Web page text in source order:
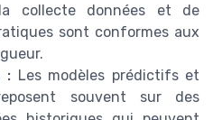
collecte données et de
sont conformes aux
: Les modèles prédictifs et
souvent sur des